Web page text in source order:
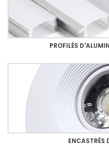
PROFILÉS
ENCASTRÉS